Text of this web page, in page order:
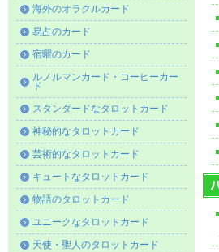
海外のオラクルカード
易占のカード
宿曜のカード
ルノルマンカード・コーヒーカー
ド
スタンダードなタロットカード
神秘的なタロットカード
芸術的なタロットカード
キュートなタロットカード
物語のタロットカード
ユニークなタロットカード
天使・聖人のタロットカード